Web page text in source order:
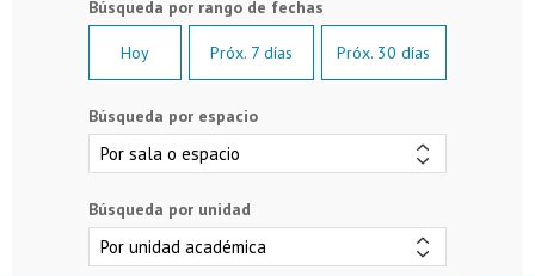
Hoy Próx. 7 días Próx. 30 días
Búsqueda por espacio
Búsqueda por unidad